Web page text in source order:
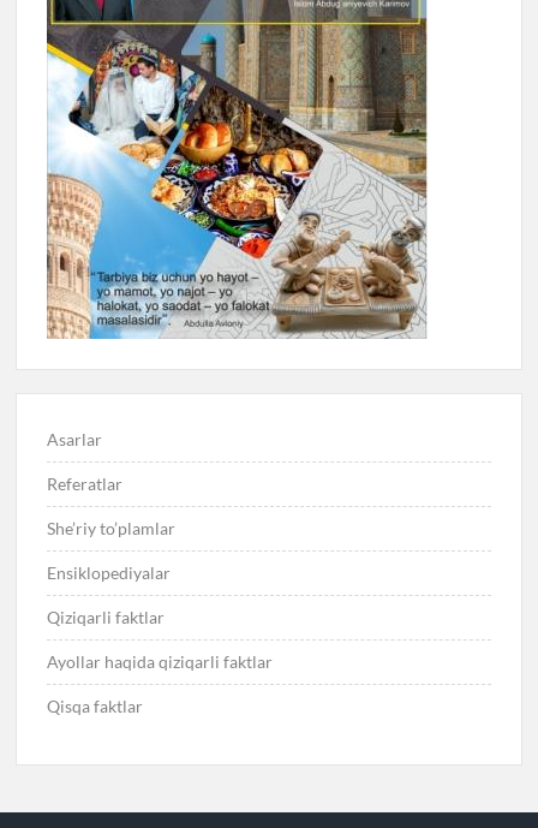
Asarlar
Referatlar
She’riy to’plamlar
Ensiklopediyalar
Qiziqarli faktlar
Ayollar haqida qiziqarli faktlar
Qisqa faktlar